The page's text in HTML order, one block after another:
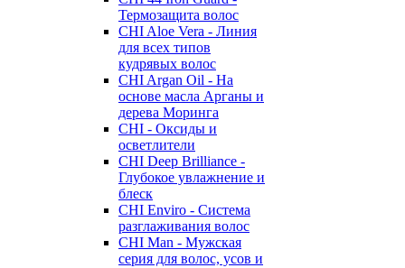
Термозащита волос
CHI Aloe Vera - Линия
для всех типов
кудрявых волос
CHI Argan Oil - На
основе масла Арганы и
дерева Моринга
CHI - Оксиды и
осветлители
CHI Deep Brilliance -
Глубокое увлажнение и
блеск
CHI Enviro - Система
разглаживания волос
CHI Man - Мужская
серия для волос, усов и